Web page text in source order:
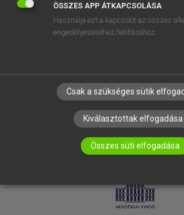
ELÉRHETŐSÉG
SÜTI BEÁLLÍTÁSOK
LICENCSZERZŐDÉS
ÖSSZES APP ÁTKAPCSOLÁSA
Használja ezt a kapcsolót az összes
engedélyezéséhez/letiltásához.
Csak a szükséges sütik
Kiválasztottak elfogadása
Összes süti elfogadása